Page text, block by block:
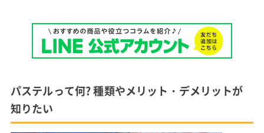
パステルって何? 種類やメリット・デメリットが
知りたい